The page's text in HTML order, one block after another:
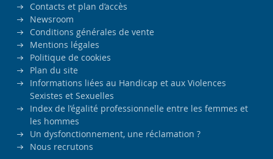
Contacts et plan d’accès
Newsroom
Conditions générales de vente
Mentions légales
Politique de cookies
Plan du site
Informations liées au Handicap et aux Violences
Sexistes et Sexuelles
Index de l’égalité professionnelle entre les femmes et
les hommes
Un dysfonctionnement, une réclamation ?
Nous recrutons